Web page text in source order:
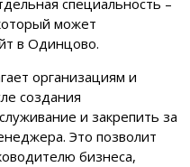
может
в Одинцово.
организациям и
создания
и закрепить за
Это позволит
бизнеса,